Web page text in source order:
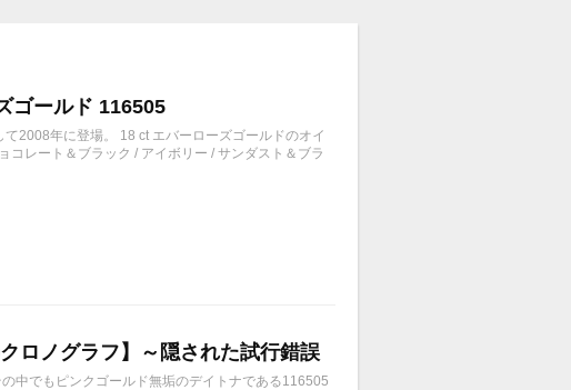
ゴールド 116505
2008年に登場。 18 ct エバーローズゴールドのオイ
レート＆ブラック / アイボリー / サンダスト＆ブラ
ロノグラフ】～隠された試行錯誤
中でもピンクゴールド無垢のデイトナである116505